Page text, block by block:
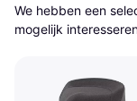
We hebben een
mogelijk